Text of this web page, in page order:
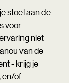
stoel aan de
voor
niet
van de
- krijg je
en/of